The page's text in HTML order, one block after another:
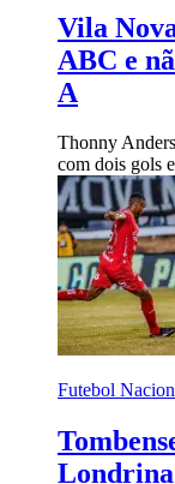
Vila
ABC e
A
Thonny
com dois gols
Futebol
Londrina